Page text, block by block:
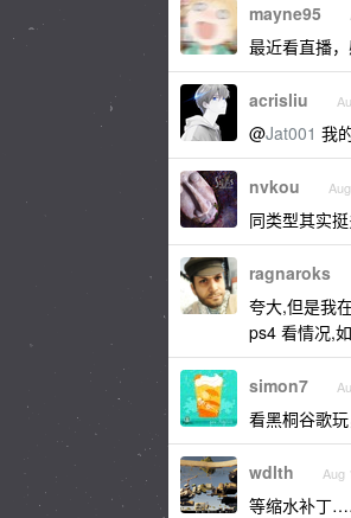
mayne95
最近看直播
acrisliu
@Jat001 我
nvkou
同类型其实
ragnaroks
夸大,但是我
ps4 看情况,
simon7
看黑桐谷歌
wdlth Aug
等缩水补丁